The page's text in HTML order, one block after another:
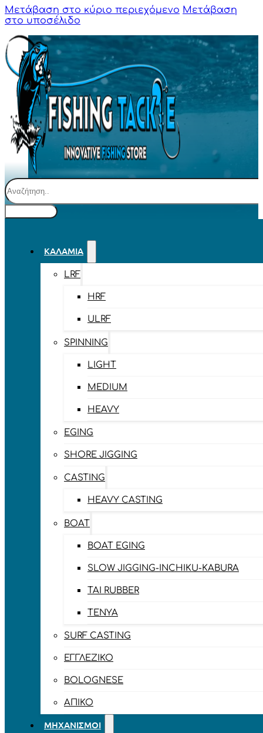
Μετάβαση στο κύριο περιεχόμενο Μετάβαση
στο υποσέλιδο
Αναζήτηση
ΚΑΛΆΜΙΑ
LRF
HRF
ULRF
SPINNING
LIGHT
MEDIUM
HEAVY
EGING
SHORE JIGGING
CASTING
HEAVY CASTING
BOAT
BOAT EGING
SLOW JIGGING-INCHIKU-KABURA
TAI RUBBER
TENYA
SURF CASTING
ΕΓΓΛΈΖΙΚΟ
BOLOGNESE
ΑΠΊΚΟ
ΜΗΧΑΝΙΣΜΟΊ